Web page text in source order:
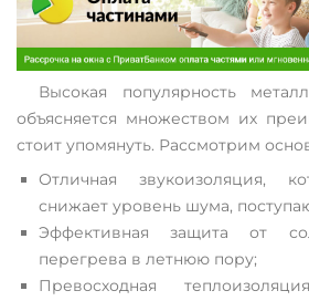
Высокая популярность
объясняется множеством их
стоит упомянуть. Рассмотрим
Отличная звукоизоляция,
снижает уровень шума,
Эффективная защита от
перегрева в летнюю пору;
Превосходная